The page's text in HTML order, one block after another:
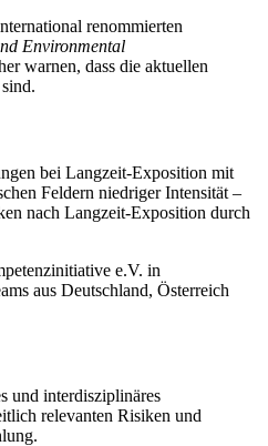
renommierten
Environmental
warnen, dass die aktuellen
bei Langzeit-Exposition mit
Feldern niedriger Intensität –
nach Langzeit-Exposition durch
e.V. in
aus Deutschland, Österreich
und interdisziplinäres
relevanten Risiken und